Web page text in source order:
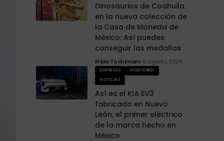
Dinosaurios de Coahuila
en la nueva colección de
la Casa de Moneda de
México: Así puedes
conseguir las medallas
Frida Tochimani 6 agosto, 2026
EMPRESAS
MONTERREY
NOTICIAS
Así es el KIA EV3
fabricado en Nuevo
León, el primer eléctrico
de la marca hecho en
México